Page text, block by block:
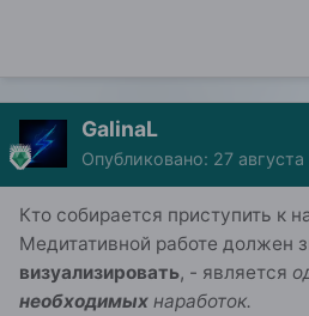
GalinaL
Опубликовано: 27
Кто собирается приступить к
Медитативной работе должен
визуализировать, - является
необходимых наработок.